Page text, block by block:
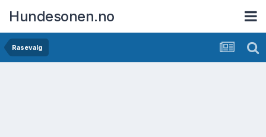
Hundesonen.no
Rasevalg